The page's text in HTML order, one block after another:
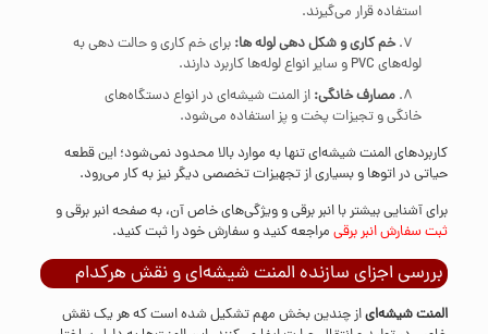
استفاده قرار می‌گیرند.
خم کاری و شکل دهی لوله ها: برای خم کاری و حالت دهی به
لوله‌های PVC و سایر انواع لوله‌ها کاربرد دارند.
مصارف خانگی: از المنت شیشه‌ای در انواع دستگاه‌های
خانگی و تجیزات پخت و پز استفاده می‌شود.
کاربردهای المنت شیشه‌ای تنها به موارد بالا محدود نمی‌شود؛ این قطعه
حیاتی در اتوها و بسیاری از تجهیزات تخصصی دیگر نیز به کار می‌رود.
برای آشنایی بیشتر با انبر برقی و ویژگی‌های خاص آن، به صفحه انبر برقی و
ثبت سفارش انبر برقیمراجعه کنید و سفارش خود را ثبت کنید.
بررسی اجزای سازنده المنت شیشه‌ای و نقش هرکدام
المنت شیشه‌ایاز چندین بخش مهم تشکیل شده است که هر یک نقش